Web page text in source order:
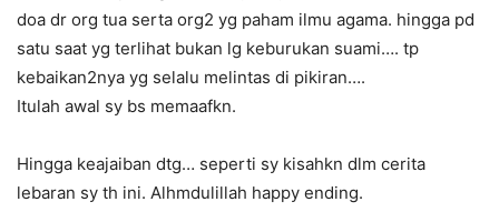
doa dr org tua serta org2 yg paham ilmu agama. hingga pd
satu saat yg terlihat bukan lg keburukan suami…. tp
kebaikan2nya yg selalu melintas di pikiran….
Itulah awal sy bs memaafkn.
Hingga keajaiban dtg… seperti sy kisahkn dlm cerita
lebaran sy th ini. Alhmdulillah happy ending.